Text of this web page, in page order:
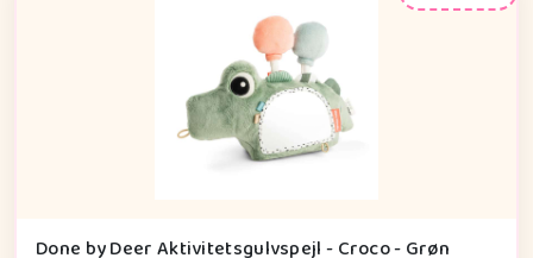
Done by Deer Aktivitetsgulvspejl - Croco - Grøn